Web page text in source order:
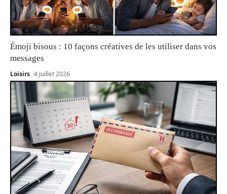
Émoji bisous : 10 façons créatives de les utiliser dans vos
messages
Loisirs 4 juillet 2026